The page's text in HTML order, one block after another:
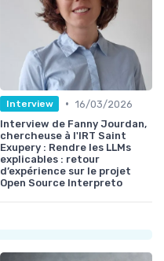
Interview • 16/03/2026
Interview de Fanny Jourdan,
chercheuse à l'IRT Saint
Exupery : Rendre les LLMs
explicables : retour
d’expérience sur le projet
Open Source Interpreto